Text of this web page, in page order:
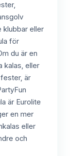
klubbar eller
för
du är en
kalas, eller
är
är Eurolite
en mer
eller
och